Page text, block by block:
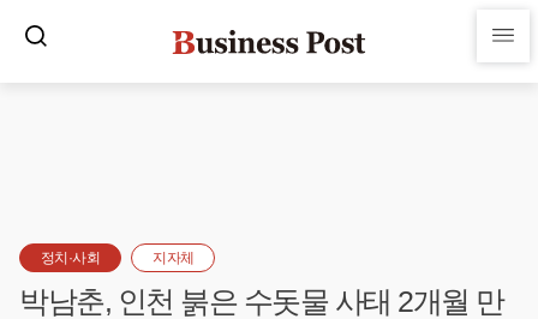
정치·사회 지자체
박남춘, 인천 붉은 수돗물 사태 2개월 만